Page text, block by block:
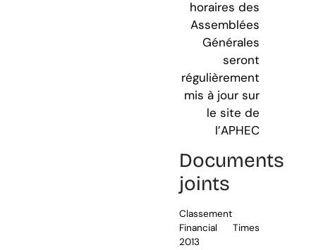
horaires des
Assemblées
Générales
seront
régulièrement
mis à jour sur
le site de
l’APHEC
Documents
joints
Classement
Financial Times
2013